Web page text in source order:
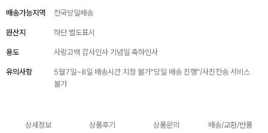
배송가능지역 전국당일배송
원산지 하단 별도표시
용도 사랑고백 감사인사 기념일 축하인사
유의사항
5월7일~8일 배송시간 지정 불가"당일 배송 진행"/사진전송 서비스
불가
상세정보 상품후기 상품문의 배송/교환/반품